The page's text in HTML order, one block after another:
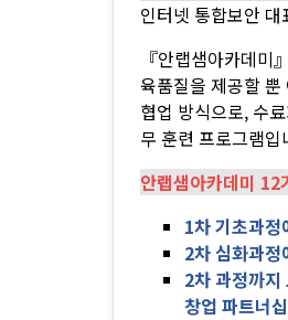
인터넷 통합보안
『안랩샘아카데
육품질을 제공할
협업 방식으로, 수
무 훈련 프로그램입
안랩샘아카데미 12
1차 기초과정
2차 심화과정
2차 과정까
창업 파트너